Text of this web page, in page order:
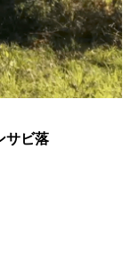
サビ落